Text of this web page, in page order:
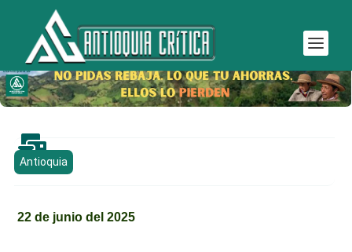

Antioquia
22 de junio del 2025